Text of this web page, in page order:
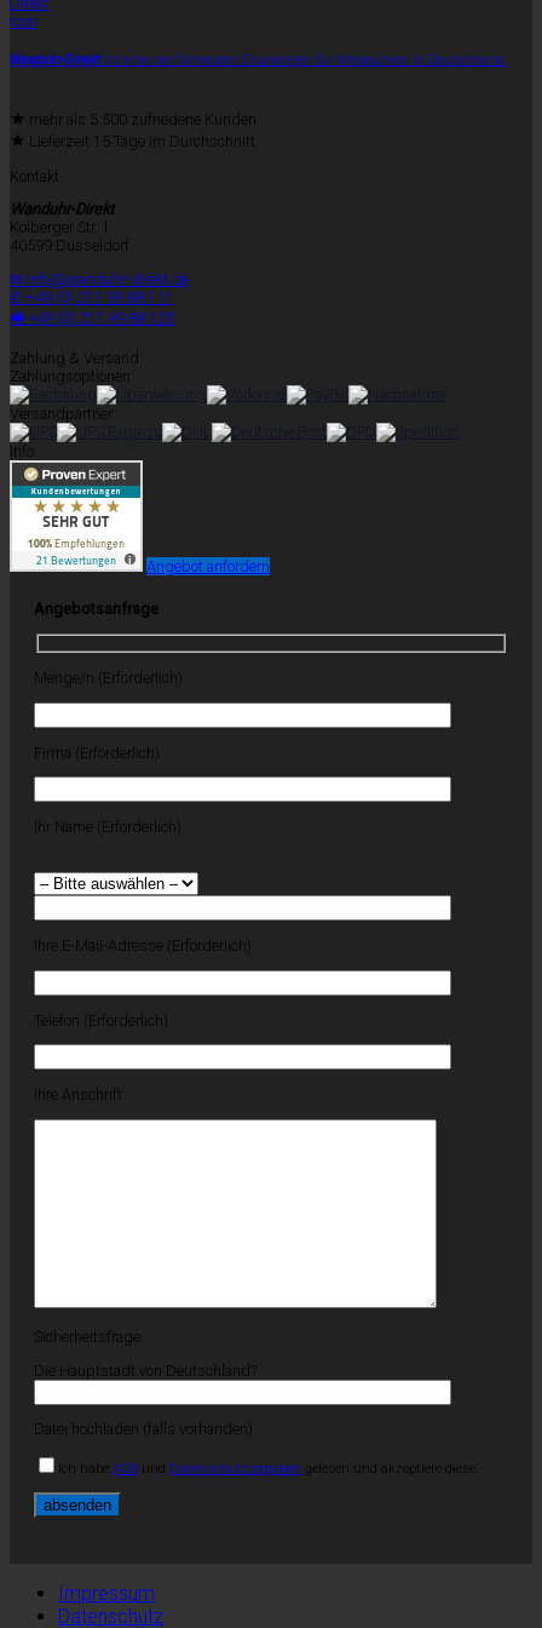
Wanduhr-Direktist einer der führenden Druckereien für Werbeuhren in Deutschland.
★ mehr als 5.500 zufriedene Kunden
★ Lieferzeit 15 Tage im Durchschnitt
Kontakt
Wanduhr-Direkt
Kolberger Str. 1
40599 Düsseldorf
✉ info@wanduhr-direkt.de
✆ +49 (0) 211 99 88 111
🖷 +49 (0) 211 99 88 120
Zahlung & Versand
Zahlungsoptionen:
Versandpartner:
Info
Angebot anfordern
Angebotsanfrage
Menge/n (Erforderlich)
Firma (Erforderlich)
Ihr Name (Erforderlich)
Ihre E-Mail-Adresse (Erforderlich)
Telefon (Erforderlich)
Ihre Anschrift
Sicherheitsfrage
Die Hauptstadt von Deutschland?
Datei hochladen (falls vorhanden):
Ich habe AGB und Datenschutzvorgaben gelesen und akzeptiere diese.
Impressum
Datenschutz